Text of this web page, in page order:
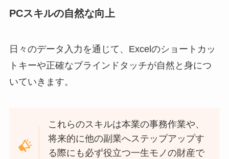
PCスキルの自然な向上
日々のデータ入力を通じて、Excelのショートカッ
トキーや正確なブラインドタッチが自然と身につ
いていきます。
これらのスキルは本業の事務作業や、
将来的に他の副業へステップアップす
る際にも必ず役立つ一生モノの財産で